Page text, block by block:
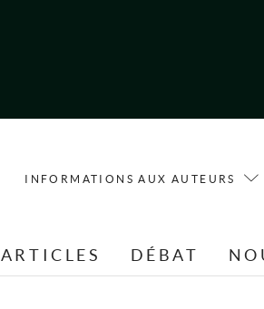
INFORMATIONS AUX AUTEURS
ARTICLES DÉBAT